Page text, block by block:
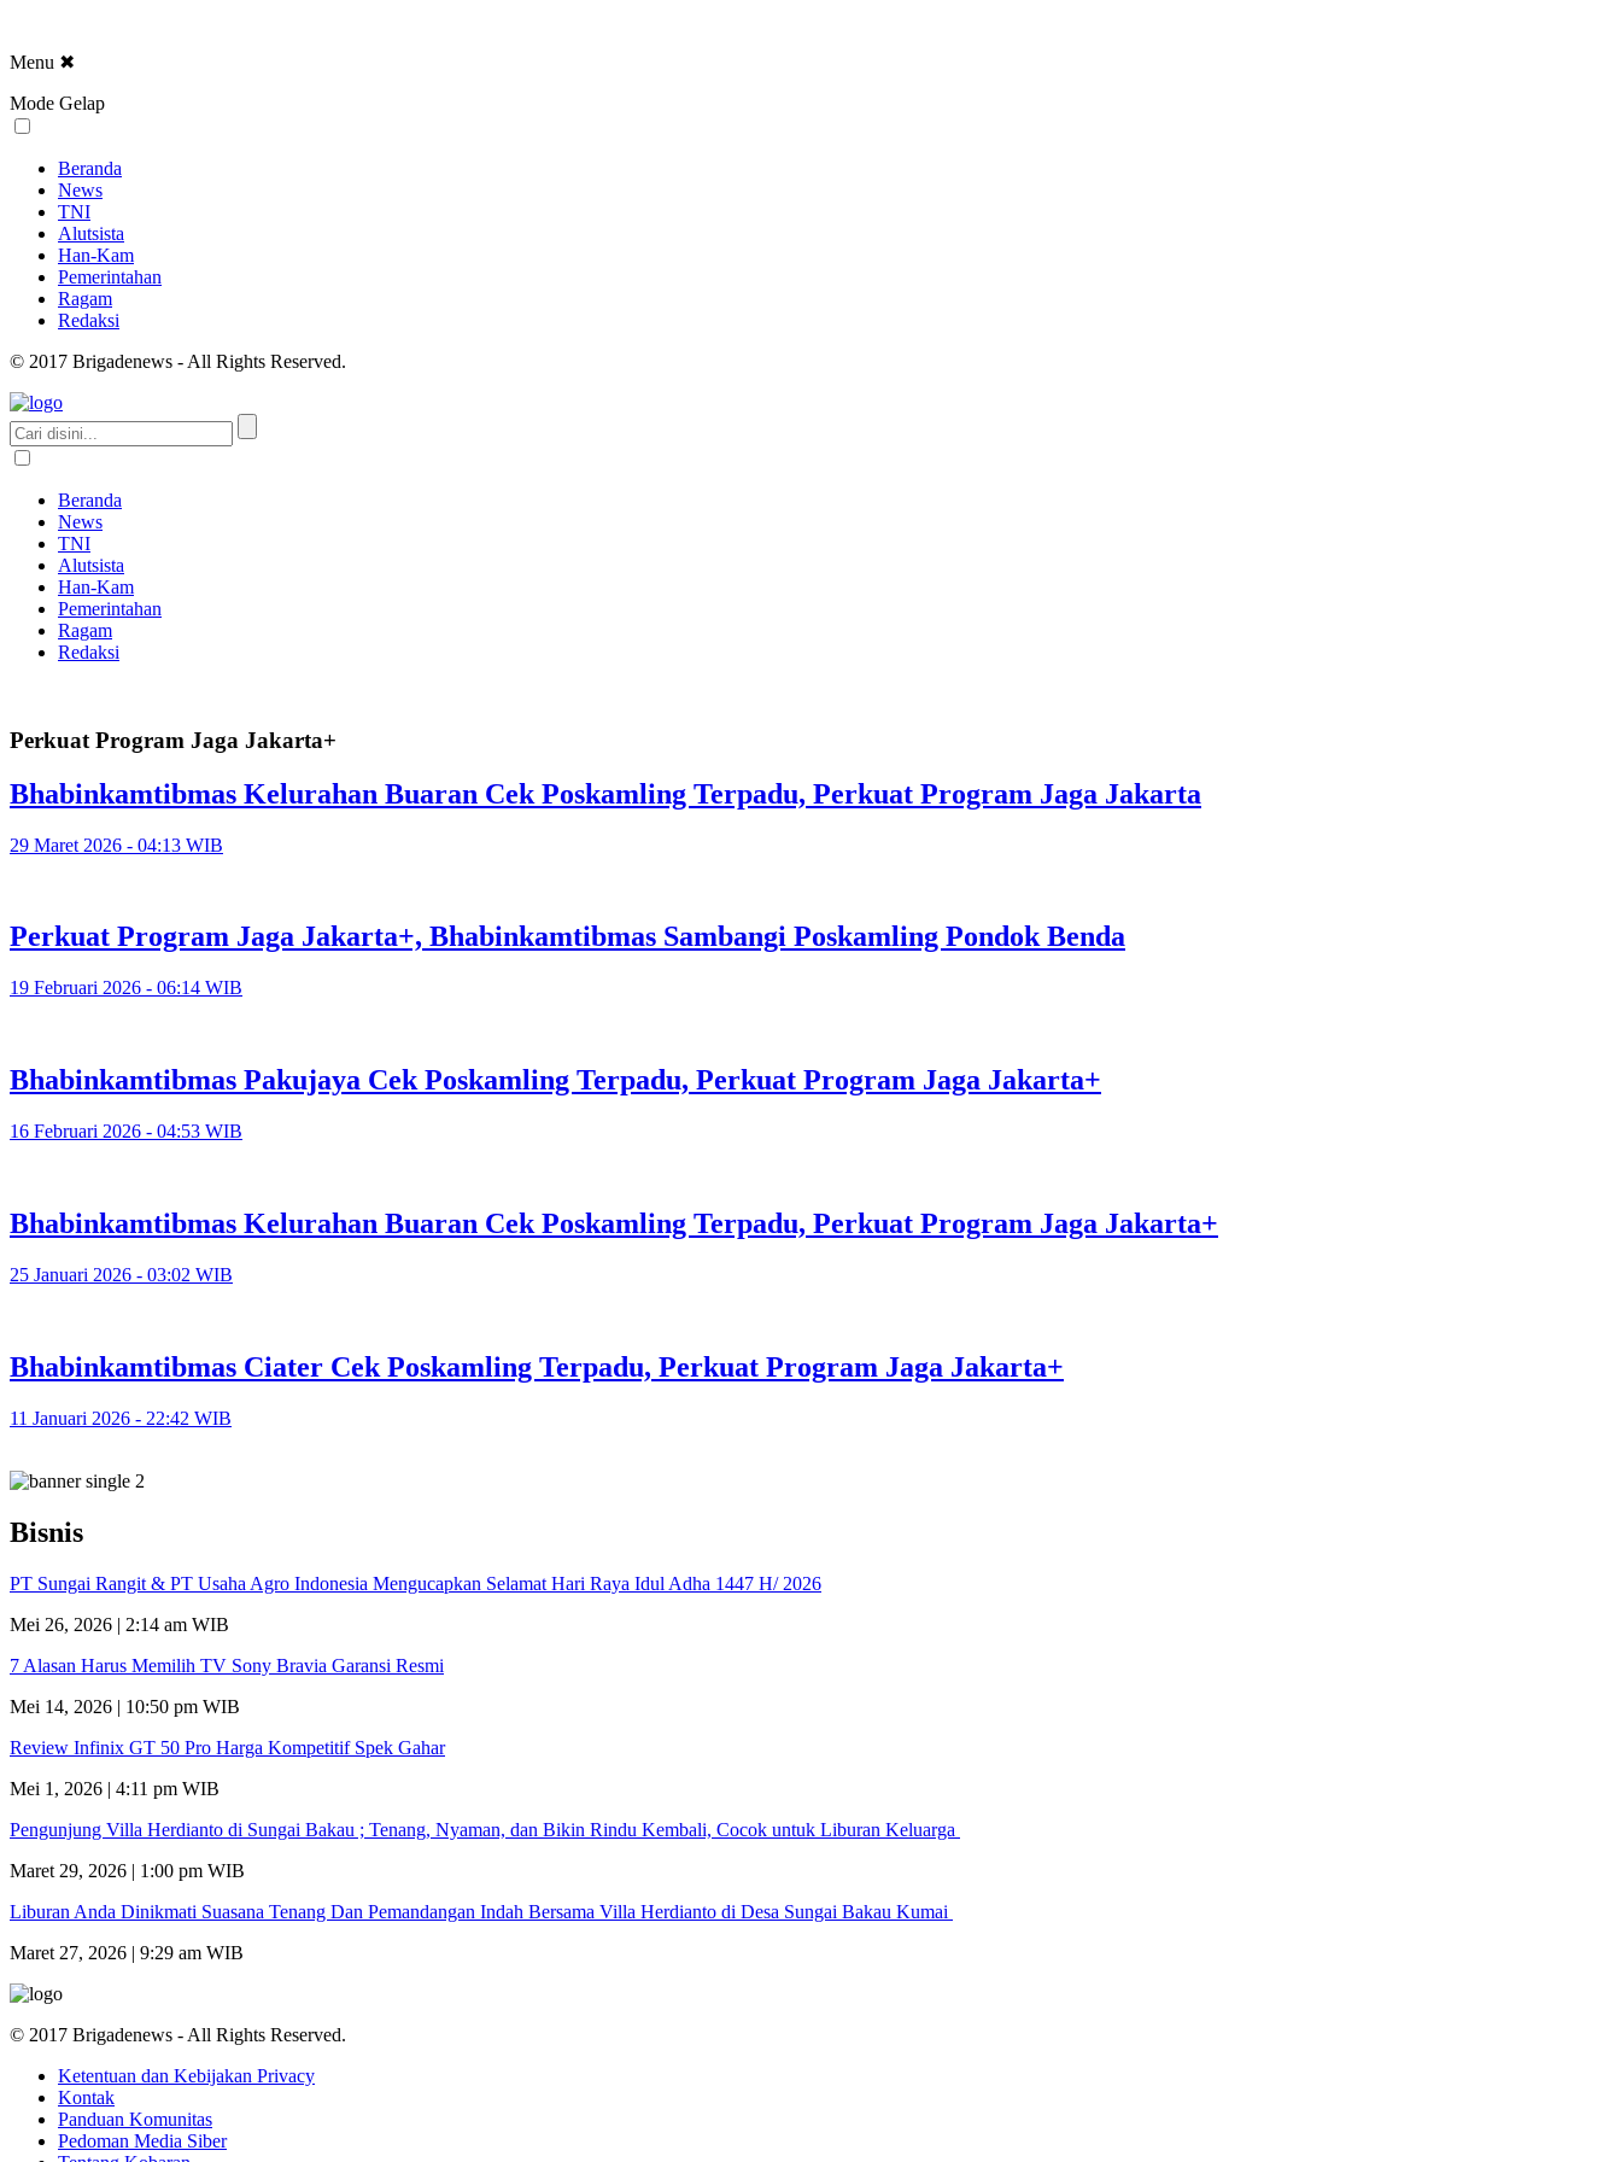
Menu ✖
Mode Gelap
Beranda
News
TNI
Alutsista
Han-Kam
Pemerintahan
Ragam
Redaksi
© 2017 Brigadenews - All Rights Reserved.
Beranda
News
TNI
Alutsista
Han-Kam
Pemerintahan
Ragam
Redaksi
Perkuat Program Jaga Jakarta+
Bhabinkamtibmas Kelurahan Buaran Cek Poskamling Terpadu, Perkuat Program Jaga Jakarta
29 Maret 2026 - 04:13 WIB
Perkuat Program Jaga Jakarta+, Bhabinkamtibmas Sambangi Poskamling Pondok Benda
19 Februari 2026 - 06:14 WIB
Bhabinkamtibmas Pakujaya Cek Poskamling Terpadu, Perkuat Program Jaga Jakarta+
16 Februari 2026 - 04:53 WIB
Bhabinkamtibmas Kelurahan Buaran Cek Poskamling Terpadu, Perkuat Program Jaga Jakarta+
25 Januari 2026 - 03:02 WIB
Bhabinkamtibmas Ciater Cek Poskamling Terpadu, Perkuat Program Jaga Jakarta+
11 Januari 2026 - 22:42 WIB
Bisnis
PT Sungai Rangit & PT Usaha Agro Indonesia Mengucapkan Selamat Hari Raya Idul Adha 1447 H/ 2026
Mei 26, 2026 | 2:14 am WIB
7 Alasan Harus Memilih TV Sony Bravia Garansi Resmi
Mei 14, 2026 | 10:50 pm WIB
Review Infinix GT 50 Pro Harga Kompetitif Spek Gahar
Mei 1, 2026 | 4:11 pm WIB
Pengunjung Villa Herdianto di Sungai Bakau ; Tenang, Nyaman, dan Bikin Rindu Kembali, Cocok untuk Liburan Keluarga
Maret 29, 2026 | 1:00 pm WIB
Liburan Anda Dinikmati Suasana Tenang Dan Pemandangan Indah Bersama Villa Herdianto di Desa Sungai Bakau Kumai
Maret 27, 2026 | 9:29 am WIB
© 2017 Brigadenews - All Rights Reserved.
Ketentuan dan Kebijakan Privacy
Kontak
Panduan Komunitas
Pedoman Media Siber